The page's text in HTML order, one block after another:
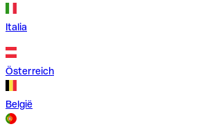
Italia
Österreich
België